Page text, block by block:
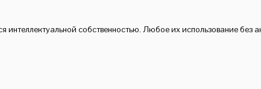
интеллектуальной собственностью. Любое их использование без